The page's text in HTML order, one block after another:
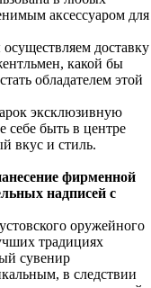
аксессуаром для
доставку
какой бы
обладателем этой
эксклюзивную
себе быть в центре
вкус и стиль.
фирменной
надписей с
оружейного
традициях
сувенир
в следствии